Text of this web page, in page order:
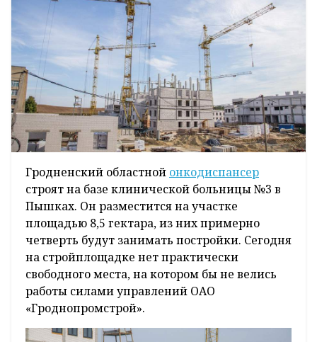
Гродненский областной онкодиспансер
строят на базе клинической больницы №3 в
Пышках. Он разместится на участке
площадью 8,5 гектара, из них примерно
четверть будут занимать постройки. Сегодня
на стройплощадке нет практически
свободного места, на котором бы не велись
работы силами управлений ОАО
«Гроднопромстрой».